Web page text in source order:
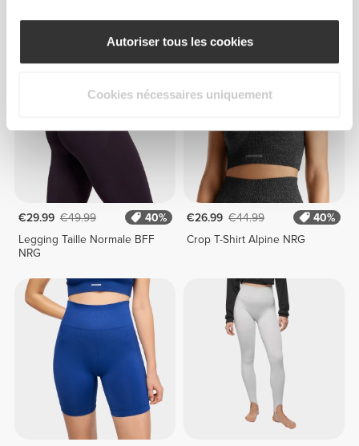
Autoriser tous les cookies
Cookies nécessaires uniquement
€29.99 €49.99
40%
Legging Taille Normale BFF
NRG
€26.99 €44.99
40%
Crop T-Shirt Alpine NRG